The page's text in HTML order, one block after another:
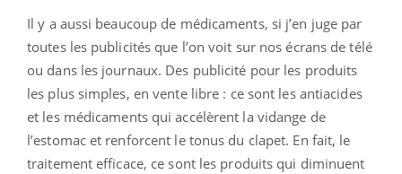
Il y a aussi beaucoup de médicaments, si j’en juge par
toutes les publicités que l’on voit sur nos écrans de télé
ou dans les journaux. Des publicité pour les produits
les plus simples, en vente libre : ce sont les antiacides
et les médicaments qui accélèrent la vidange de
l’estomac et renforcent le tonus du clapet. En fait, le
traitement efficace, ce sont les produits qui diminuent